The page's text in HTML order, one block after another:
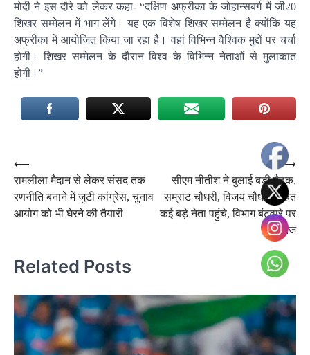
मोदी ने इस दौरे को लेकर कहा- “दक्षिण अफ्रीका के जोहान्सबर्ग में जी20
शिखर सम्मेलन में भाग लेंगे। यह एक विशेष शिखर सम्मेलन है क्योंकि यह
अफ्रीका में आयोजित किया जा रहा है। वहां विभिन्न वैश्विक मुद्दों पर चर्चा
होगी। शिखर सम्मेलन के दौरान विश्व के विभिन्न नेताओं से मुलाकात
होगी।”
Post
navigation
⟵
रामलीला मैदान से लेकर संसद तक
रणनीति बनाने में जुटी कांग्रेस, चुनाव
आयोग को भी घेरने की तैयारी
सीएम नीतीश ने बुलाई बड़ी बैठक,
सम्राट चौधरी, विजय चौधरी सहित
कई बड़े नेता पहुंचे, विभाग बंटवारे पर
चर्चा तेज
⟶
Related Posts